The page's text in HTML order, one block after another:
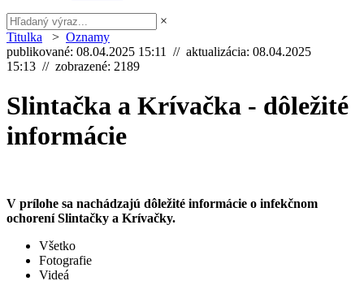
×
Titulka > Oznamy
publikované: 08.04.2025 15:11 // aktualizácia: 08.04.2025
15:13 // zobrazené: 2189
Slintačka a Krívačka - dôležité
informácie
V prílohe sa nachádzajú dôležité informácie o infekčnom
ochorení Slintačky a Krívačky.
Všetko
Fotografie
Videá